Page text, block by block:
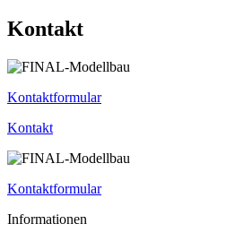
Kontakt
Kontaktformular
Kontakt
Kontaktformular
Informationen